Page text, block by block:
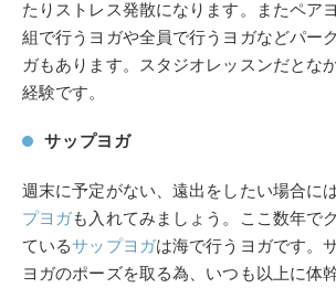
たりストレス発散になります。またペア
組で行うヨガや全員で行うヨガなどパー
ガもあります。スタジオレッスンだとな
経験です。
サップヨガ
週末に予定がない、遠出をしたい場合に
プヨガも入れてみましょう。ここ数年で
ているサップヨガは海で行うヨガです。
ヨガのポーズを取る為、いつも以上に体